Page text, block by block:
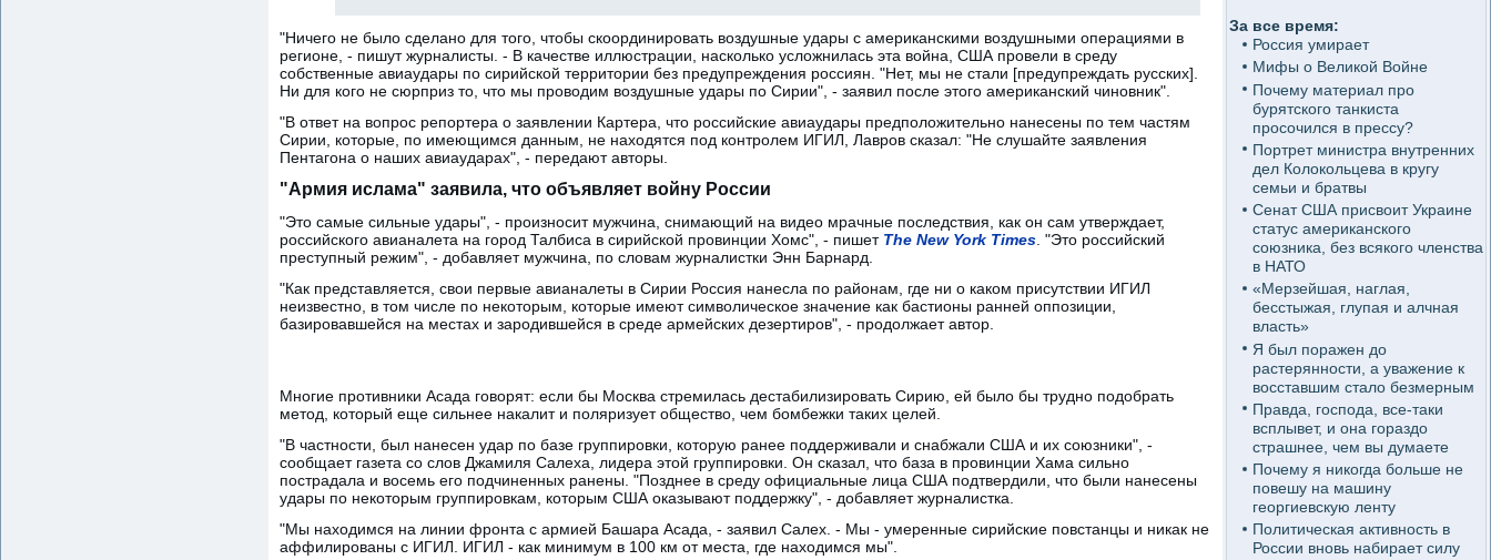
"Ничего не было сделано для того, чтобы скоординировать воздушные удары с американскими воздушными операциями в
регионе, - пишут журналисты. - В качестве иллюстрации, насколько усложнилась эта война, США провели в среду
собственные авиаудары по сирийской территории без предупреждения россиян. "Нет, мы не стали [предупреждать русских].
Ни для кого не сюрприз то, что мы проводим воздушные удары по Сирии", - заявил после этого американский чиновник".
"В ответ на вопрос репортера о заявлении Картера, что российские авиаудары предположительно нанесены по тем частям
Сирии, которые, по имеющимся данным, не находятся под контролем ИГИЛ, Лавров сказал: "Не слушайте заявления
Пентагона о наших авиаударах", - передают авторы.
"Армия ислама" заявила, что объявляет войну России
"Это самые сильные удары", - произносит мужчина, снимающий на видео мрачные последствия, как он сам утверждает,
российского авианалета на город Талбиса в сирийской провинции Хомс", - пишет The New York Times . "Это российский
преступный режим", - добавляет мужчина, по словам журналистки Энн Барнард.
"Как представляется, свои первые авианалеты в Сирии Россия нанесла по районам, где ни о каком присутствии ИГИЛ
неизвестно, в том числе по некоторым, которые имеют символическое значение как бастионы ранней оппозиции,
базировавшейся на местах и зародившейся в среде армейских дезертиров", - продолжает автор.
Многие противники Асада говорят: если бы Москва стремилась дестабилизировать Сирию, ей было бы трудно подобрать
метод, который еще сильнее накалит и поляризует общество, чем бомбежки таких целей.
"В частности, был нанесен удар по базе группировки, которую ранее поддерживали и снабжали США и их союзники", -
сообщает газета со слов Джамиля Салеха, лидера этой группировки. Он сказал, что база в провинции Хама сильно
пострадала и восемь его подчиненных ранены. "Позднее в среду официальные лица США подтвердили, что были нанесены
удары по некоторым группировкам, которым США оказывают поддержку", - добавляет журналистка.
"Мы находимся на линии фронта с армией Башара Асада, - заявил Салех. - Мы - умеренные сирийские повстанцы и никак не
аффилированы с ИГИЛ. ИГИЛ - как минимум в 100 км от места, где находимся мы".
За все время:
Россия умирает
Мифы о Великой Войне
Почему материал про
бурятского танкиста
просочился в прессу?
Портрет министра внутренних
дел Колокольцева в кругу
семьи и братвы
Сенат США присвоит Украине
статус американского
союзника, без всякого членства
в НАТО
«Мерзейшая, наглая,
бесстыжая, глупая и алчная
власть»
Я был поражен до
растерянности, а уважение к
восставшим стало безмерным
Правда, господа, все-таки
всплывет, и она гораздо
страшнее, чем вы думаете
Почему я никогда больше не
повешу на машину
георгиевскую ленту
Политическая активность в
России вновь набирает силу